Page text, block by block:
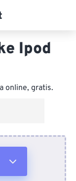
Ipod
online, gratis.